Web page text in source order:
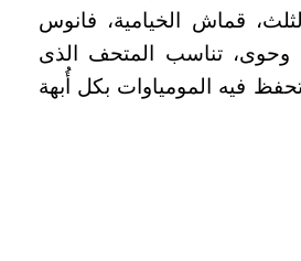
قماش الخيامية، فانوس
تناسب المتحف الذى
فيه المومياوات بكل أُبهة